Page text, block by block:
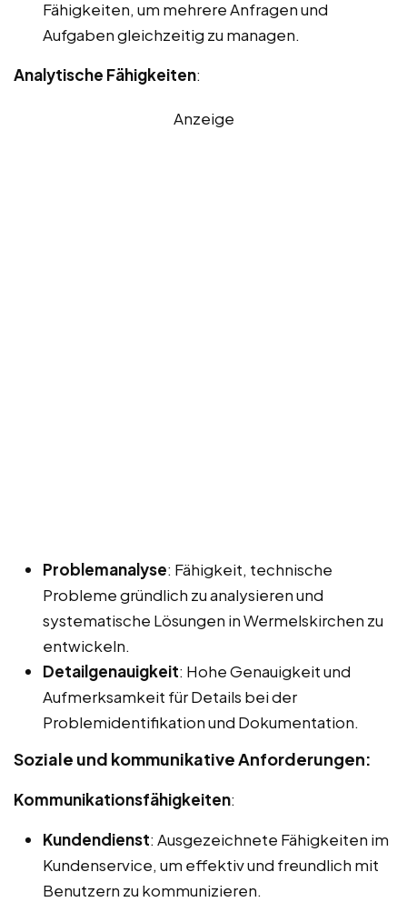
Fähigkeiten, um mehrere Anfragen und
Aufgaben gleichzeitig zu managen.
Analytische Fähigkeiten:
Anzeige
Problemanalyse: Fähigkeit, technische
Probleme gründlich zu analysieren und
systematische Lösungen in Wermelskirchen zu
entwickeln.
Detailgenauigkeit: Hohe Genauigkeit und
Aufmerksamkeit für Details bei der
Problemidentifikation und Dokumentation.
Soziale und kommunikative Anforderungen:
Kommunikationsfähigkeiten:
Kundendienst: Ausgezeichnete Fähigkeiten im
Kundenservice, um effektiv und freundlich mit
Benutzern zu kommunizieren.